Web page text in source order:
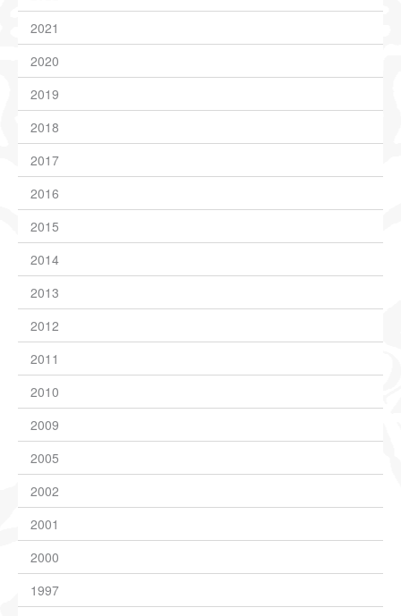
2021
2020
2019
2018
2017
2016
2015
2014
2013
2012
2011
2010
2009
2005
2002
2001
2000
1997